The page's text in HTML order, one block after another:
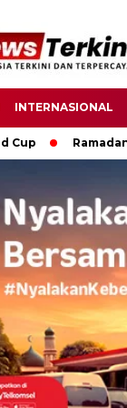
INTERNASIONAL
Ramadan: A